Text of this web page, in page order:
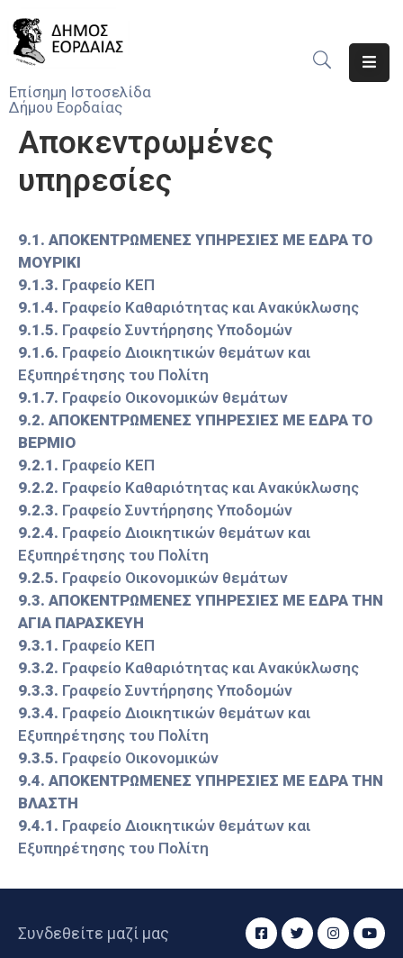
Επίσημη Ιστοσελίδα
Δήμου Εορδαίας
Δήμος
Νέα
Του
Δήμου
Προσκλήσεις
Αποφάσεις
Τηλέφωνα
Καιρός
Αποκεντρωμένες
υπηρεσίες
9.1. ΑΠΟΚΕΝΤΡΩΜΕΝΕΣ ΥΠΗΡΕΣΙΕΣ ΜΕ ΕΔΡΑ ΤΟ
ΜΟΥΡΙΚΙ
9.1.3. Γραφείο ΚΕΠ
9.1.4. Γραφείο Καθαριότητας και Ανακύκλωσης
9.1.5. Γραφείο Συντήρησης Υποδομών
9.1.6. Γραφείο Διοικητικών θεμάτων και
Εξυπηρέτησης του Πολίτη
9.1.7. Γραφείο Οικονομικών θεμάτων
9.2. ΑΠΟΚΕΝΤΡΩΜΕΝΕΣ ΥΠΗΡΕΣΙΕΣ ΜΕ ΕΔΡΑ ΤΟ
ΒΕΡΜΙΟ
9.2.1. Γραφείο ΚΕΠ
9.2.2. Γραφείο Καθαριότητας και Ανακύκλωσης
9.2.3. Γραφείο Συντήρησης Υποδομών
9.2.4. Γραφείο Διοικητικών θεμάτων και
Εξυπηρέτησης του Πολίτη
9.2.5. Γραφείο Οικονομικών θεμάτων
9.3. ΑΠΟΚΕΝΤΡΩΜΕΝΕΣ ΥΠΗΡΕΣΙΕΣ ΜΕ ΕΔΡΑ ΤΗΝ
ΑΓΙΑ ΠΑΡΑΣΚΕΥΗ
9.3.1. Γραφείο ΚΕΠ
9.3.2. Γραφείο Καθαριότητας και Ανακύκλωσης
9.3.3. Γραφείο Συντήρησης Υποδομών
9.3.4. Γραφείο Διοικητικών θεμάτων και
Εξυπηρέτησης του Πολίτη
9.3.5. Γραφείο Οικονομικών
9.4. ΑΠΟΚΕΝΤΡΩΜΕΝΕΣ ΥΠΗΡΕΣΙΕΣ ΜΕ ΕΔΡΑ ΤΗΝ
ΒΛΑΣΤΗ
9.4.1. Γραφείο Διοικητικών θεμάτων και
Εξυπηρέτησης του Πολίτη
Συνδεθείτε μαζί μας